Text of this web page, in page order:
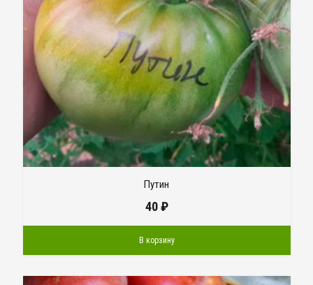
Путин
40₽
В корзину